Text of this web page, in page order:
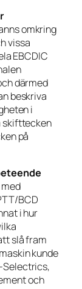
omkring
vissa
EBCDIC
därmed
beskriva
i
skifttecken
på
BCD
i hur
slå fram
kunde
Selectrics,
och